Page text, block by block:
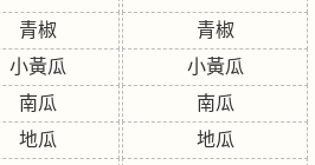
青椒
小黃瓜
南瓜
地瓜
青椒
小黃瓜
南瓜
地瓜